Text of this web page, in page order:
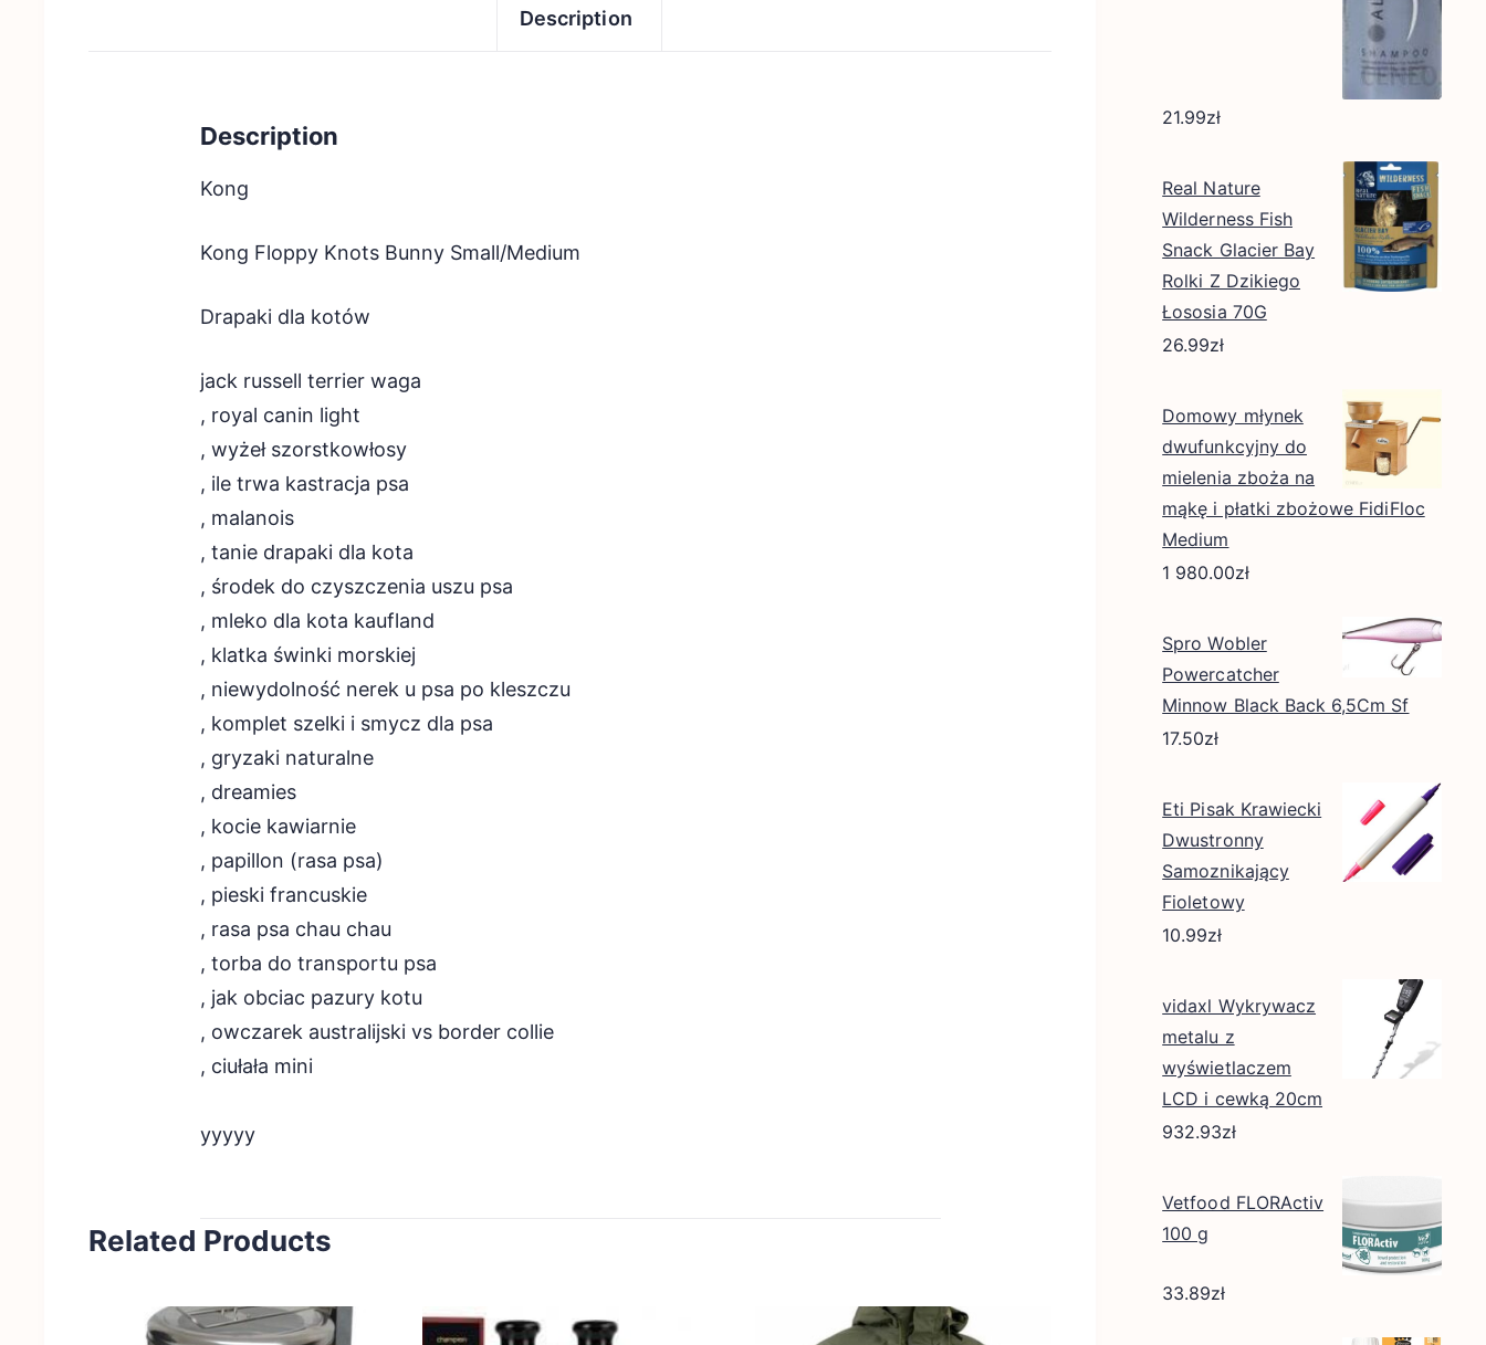
Description
Description
Kong
Kong Floppy Knots Bunny Small/Medium
Drapaki dla kotów
jack russell terrier waga
, royal canin light
, wyżeł szorstkowłosy
, ile trwa kastracja psa
, malanois
, tanie drapaki dla kota
, środek do czyszczenia uszu psa
, mleko dla kota kaufland
, klatka świnki morskiej
, niewydolność nerek u psa po kleszczu
, komplet szelki i smycz dla psa
, gryzaki naturalne
, dreamies
, kocie kawiarnie
, papillon (rasa psa)
, pieski francuskie
, rasa psa chau chau
, torba do transportu psa
, jak obciac pazury kotu
, owczarek australijski vs border collie
, ciułała mini
yyyyy
Related Products
21.99zł
Real Nature
Wilderness Fish
Snack Glacier Bay
Rolki Z Dzikiego
Łososia 70G
26.99zł
Domowy młynek
dwufunkcyjny do
mielenia zboża na
mąkę i płatki zbożowe FidiFloc
Medium
1 980.00zł
Spro Wobler
Powercatcher
Minnow Black Back 6,5Cm Sf
17.50zł
Eti Pisak Krawiecki
Dwustronny
Samoznikający
Fioletowy
10.99zł
vidaxl Wykrywacz
metalu z
wyświetlaczem
LCD i cewką 20cm
932.93zł
Vetfood FLORActiv
100 g
33.89zł